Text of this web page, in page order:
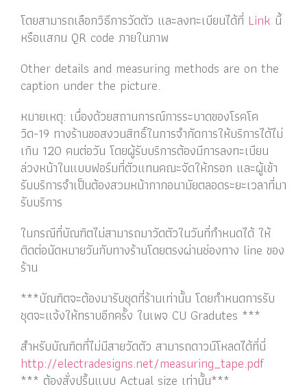
โดยสามารถเลือกวิธีการวัดตัว และลงทะเบียนได้ที่ Link นี้
หรือแสกน QR code ภายในภาพ
Other details and measuring methods are on the
caption under the picture.
หมายเหตุ: เนื่องด้วยสถานการณ์การระบาดของโรคโค
วิด-19 ทางร้านขอสงวนสิทธิ์ในการจำกัดการให้บริการได้ไม่
เกิน 120 คนต่อวัน โดยผู้รับบริการต้องมีการลงทะเบียน
ล่วงหน้าในแบบฟอร์มที่ตัวแทนคณะจัดให้กรอก และผู้เข้า
รับบริการจำเป็นต้องสวมหน้ากากอนามัยตลอดระยะเวลาที่มา
รับบริการ
ในกรณีที่บัณฑิตไม่สามารถมาวัดตัวในวันที่กำหนดได้ ให้
ติดต่อนัดหมายวันกับทางร้านโดยตรงผ่านช่องทาง line ของ
ร้าน
***บัณฑิตจะต้องมารับชุดที่ร้านเท่านั้น โดยกำหนดการรับ
ชุดจะแจ้งให้ทราบอีกครั้ง ในเพจ CU Gradutes ***
สำหรับบัณฑิตที่ไม่มีสายวัดตัว สามารถดาวน์โหลดได้ที่นี่
http://electradesigns.net/measuring_tape.pdf
*** ต้องสั่งปริ้นแบบ Actual size เท่านั้น***